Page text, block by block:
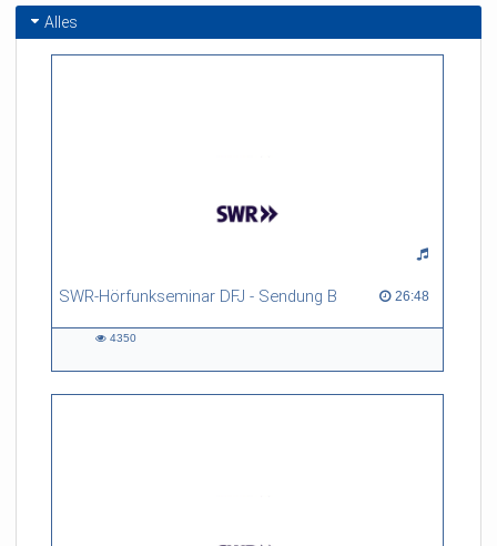
Alles
SWR-Hörfunkseminar DFJ - Sendung B 26:48
26:48 duration
4350